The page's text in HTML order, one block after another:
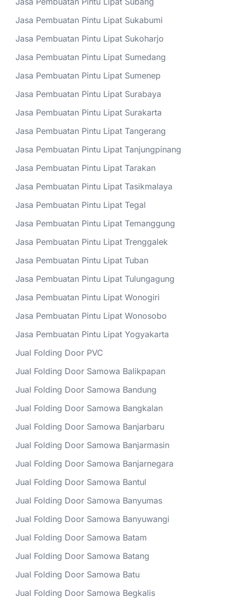
Jasa Pembuatan Pintu Lipat Sukabumi
Jasa Pembuatan Pintu Lipat Sukoharjo
Jasa Pembuatan Pintu Lipat Sumedang
Jasa Pembuatan Pintu Lipat Sumenep
Jasa Pembuatan Pintu Lipat Surabaya
Jasa Pembuatan Pintu Lipat Surakarta
Jasa Pembuatan Pintu Lipat Tangerang
Jasa Pembuatan Pintu Lipat Tanjungpinang
Jasa Pembuatan Pintu Lipat Tarakan
Jasa Pembuatan Pintu Lipat Tasikmalaya
Jasa Pembuatan Pintu Lipat Tegal
Jasa Pembuatan Pintu Lipat Temanggung
Jasa Pembuatan Pintu Lipat Trenggalek
Jasa Pembuatan Pintu Lipat Tuban
Jasa Pembuatan Pintu Lipat Tulungagung
Jasa Pembuatan Pintu Lipat Wonogiri
Jasa Pembuatan Pintu Lipat Wonosobo
Jasa Pembuatan Pintu Lipat Yogyakarta
Jual Folding Door PVC
Jual Folding Door Samowa Balikpapan
Jual Folding Door Samowa Bandung
Jual Folding Door Samowa Bangkalan
Jual Folding Door Samowa Banjarbaru
Jual Folding Door Samowa Banjarmasin
Jual Folding Door Samowa Banjarnegara
Jual Folding Door Samowa Bantul
Jual Folding Door Samowa Banyumas
Jual Folding Door Samowa Banyuwangi
Jual Folding Door Samowa Batam
Jual Folding Door Samowa Batang
Jual Folding Door Samowa Batu
Jual Folding Door Samowa Begkalis